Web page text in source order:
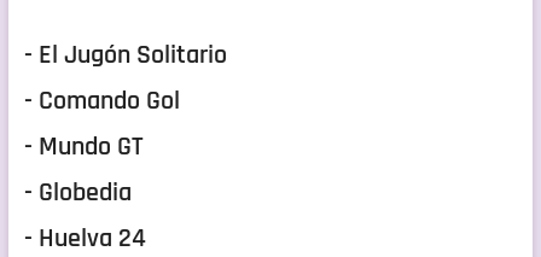
- El Jugón Solitario
- Comando Gol
- Mundo GT
- Globedia
- Huelva 24